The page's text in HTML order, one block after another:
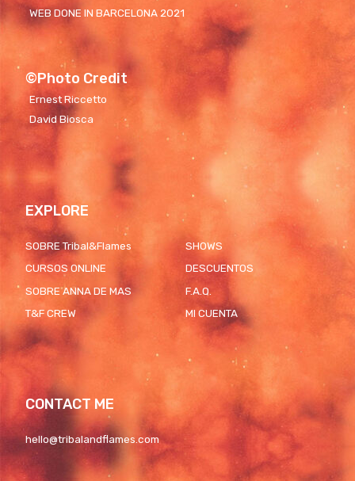
WEB DONE IN BARCELONA 2021
©Photo Credit
Ernest Riccetto
David Biosca
EXPLORE
SOBRE Tribal&Flames
CURSOS ONLINE
SOBRE ANNA DE MAS
T&F CREW
SHOWS
DESCUENTOS
F.A.Q.
MI CUENTA
CONTACT ME
hello@tribalandflames.com